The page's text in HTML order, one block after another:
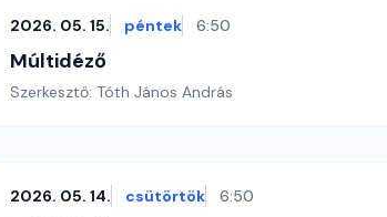
2026. 05. 15. péntek 6:50
Múltidéző
Szerkesztő: Tóth János András
2026. 05. 14. csütörtök 6:50